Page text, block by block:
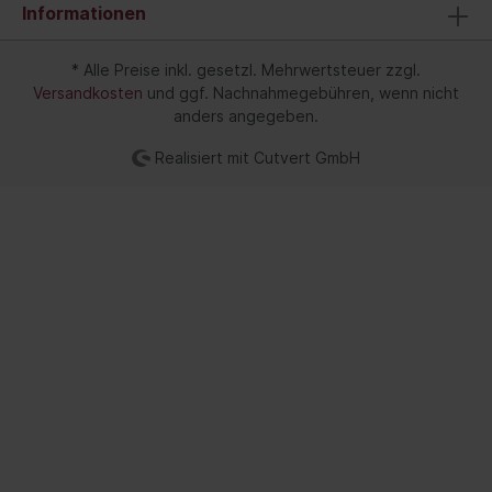
Informationen
* Alle Preise inkl. gesetzl. Mehrwertsteuer zzgl.
Versandkosten und ggf. Nachnahmegebühren, wenn nicht
anders angegeben.
Realisiert mit Cutvert GmbH